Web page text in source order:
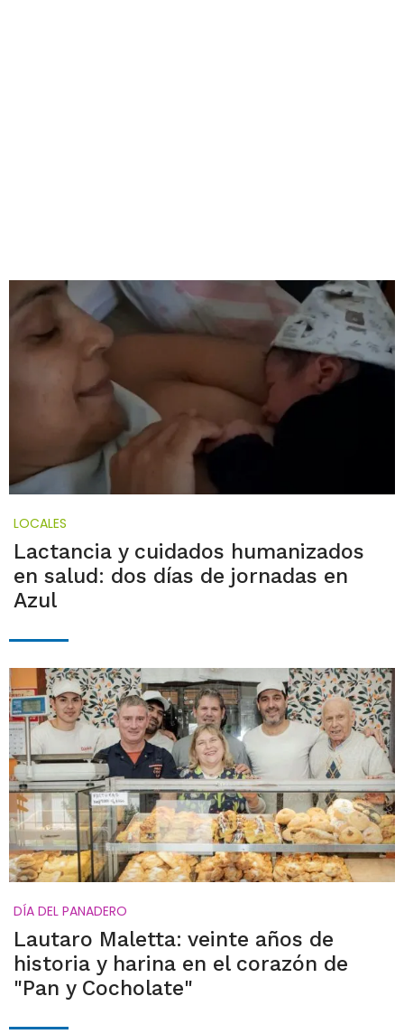
LOCALES
Lactancia y cuidados humanizados
en salud: dos días de jornadas en
Azul
DÍA DEL PANADERO
Lautaro Maletta: veinte años de
historia y harina en el corazón de
"Pan y Cocholate"